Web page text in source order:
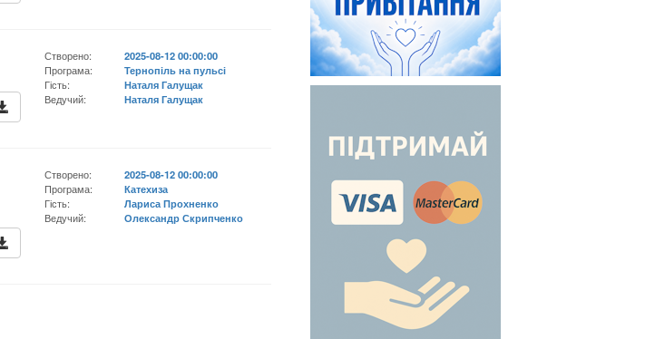
Створено:
2025-08-12 00:00:00
Програма:
Тернопіль на пульсі
Гість:
Наталя Галущак
Ведучий:
Наталя Галущак
Створено:
2025-08-12 00:00:00
Програма:
Катехиза
Гість:
Лариса Прохненко
Ведучий:
Олександр Скрипченко